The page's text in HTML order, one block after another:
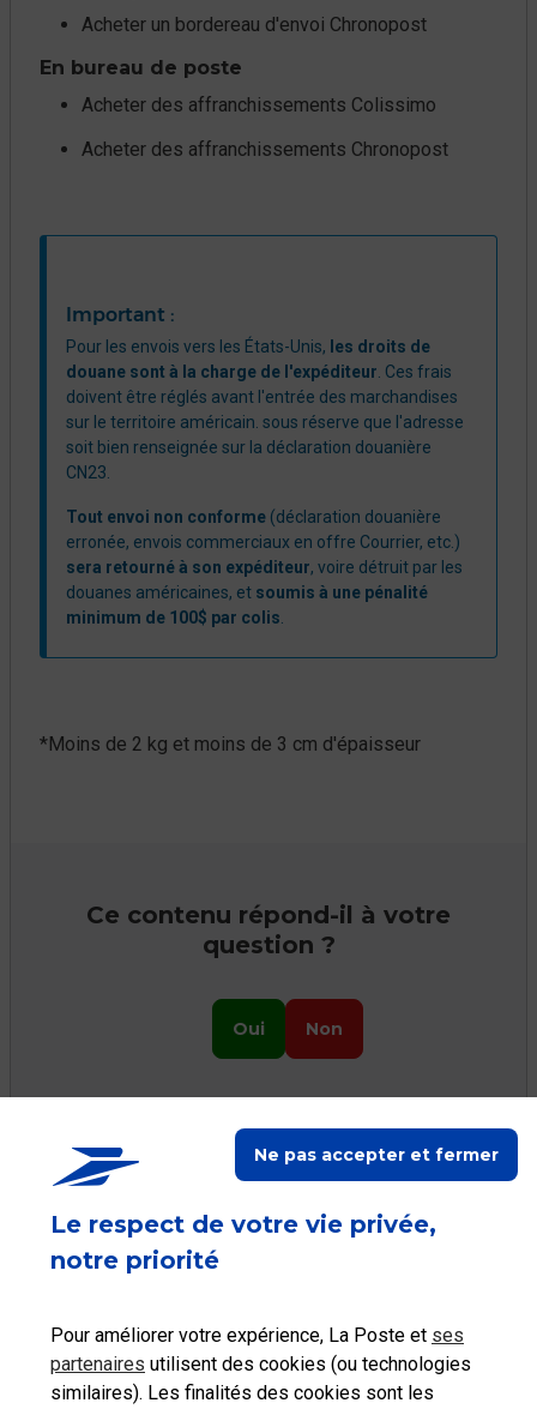
Le respect de votre vie privée,
notre priorité
Pour améliorer votre expérience, La Poste et ses
partenaires utilisent des cookies (ou technologies
similaires). Les finalités des cookies sont les
Ne pas accepter et fermer
Acheter un bordereau d'envoi Chronopost
En bureau de poste​
Acheter des affranchissements Colissimo
Acheter des affranchissements Chronopost ​
Important :
Pour les envois vers les États-Unis, les droits de
douane sont à la charge de l'expéditeur . Ces frais
doivent être réglés avant l'entrée des marchandises
sur le territoire américain. sous réserve que l'adresse
soit bien renseignée sur la déclaration douanière
CN23.
Tout envoi non conforme (déclaration douanière
erronée, envois commerciaux en offre Courrier, etc.)
sera retourné à son expéditeur, voire détruit par les
douanes américaines, et soumis à une pénalité
minimum de 100$ par colis
*Moins de 2 kg et moins de 3 cm d'épaisseur​
Ce contenu répond-il à votre
question ?
Oui Non
Ceci peut vous aider
Saisir une
déclaration en
douane
Payer les taxes
douanières
Récupérer le
justificatif de
paiement